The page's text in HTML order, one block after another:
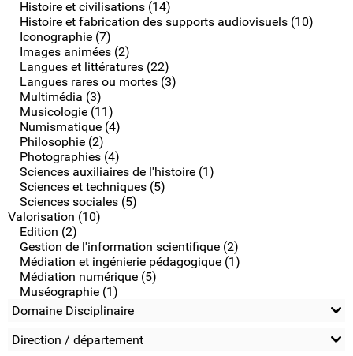
Histoire et civilisations (14)
Histoire et fabrication des supports audiovisuels (10)
Iconographie (7)
Images animées (2)
Langues et littératures (22)
Langues rares ou mortes (3)
Multimédia (3)
Musicologie (11)
Numismatique (4)
Philosophie (2)
Photographies (4)
Sciences auxiliaires de l'histoire (1)
Sciences et techniques (5)
Sciences sociales (5)
Valorisation (10)
Edition (2)
Gestion de l'information scientifique (2)
Médiation et ingénierie pédagogique (1)
Médiation numérique (5)
Muséographie (1)
Domaine Disciplinaire
Direction / département